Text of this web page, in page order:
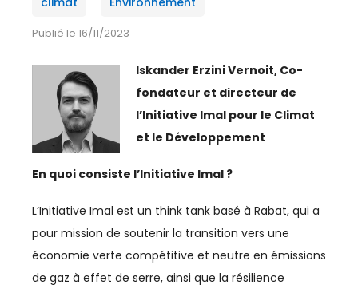
CONSULTER LA REVUE
AERIEN
AÉRIEN
AÉRONAUTIQUE
AFRIQUE
AGRO-AGRI
Publié le 16/11/2023
Iskander Erzini Vernoit, Co-
fondateur et directeur de
l’Initiative Imal pour le Climat
et le Développement
En quoi consiste l’Initiative Imal ?
L’Initiative Imal est un think tank basé à Rabat, qui a
pour mission de soutenir la transition vers une
économie verte compétitive et neutre en émissions
de gaz à effet de serre, ainsi que la résilience